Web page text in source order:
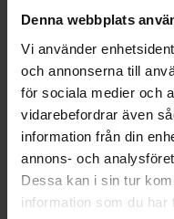
Denna webbplats
Vi använder
och annonserna till
för sociala medier och
vidarebefordrar även
information från din
annons- och
Dessa kan i sin tur
information som du har
hos Victrix inredarna.
Ranhammarsvägen 20E
168 67 Bromma
Kundservice
Kontakta oss
Beställning och offert
Leverans
Reklamation
Monteringsanvisningar